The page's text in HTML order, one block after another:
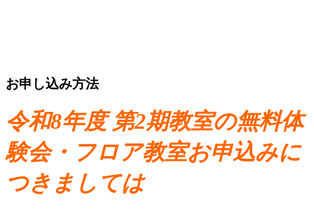
お申し込み方法
令和8年度 第2期教室の無料体
験会・フロア教室お申込みに
つきましては